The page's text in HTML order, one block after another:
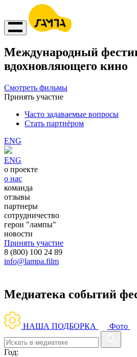
Международный
вдохновляющего кино
Смотреть фильмы
Принять участие
Часто задаваемые вопросы
Стать партнёром
ENG
ENG
о проекте
о нас
команда
отзывы
партнеры
сотрудничество
герои "лампы"
новости
Принять участие
8 (800) 100 24 89
info@lampa.film
Медиатека событий
НАША ПОДБОРКА Фото
Год: